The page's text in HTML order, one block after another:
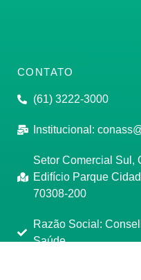
CONTATO
(61) 3222-3000
Institucional:
Setor Comercial Sul,
Edifício Parque
70308-200
Razão Social:
Saúde